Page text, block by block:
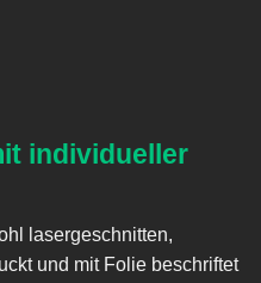
individueller
lasergeschnitten,
und mit Folie beschriftet